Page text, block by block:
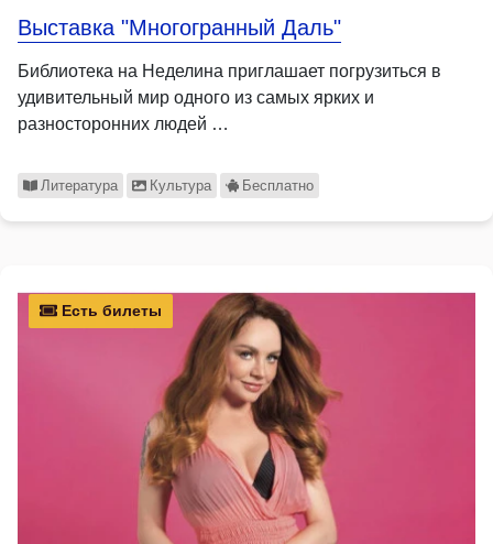
Выставка "Многогранный Даль"
Библиотека на Неделина приглашает погрузиться в
удивительный мир одного из самых ярких и
разносторонних людей …
Литература Культура Бесплатно
Есть билеты